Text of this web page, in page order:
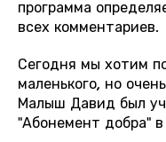
программа
всех комментариев.
Сегодня мы хотим
маленького, но
Малыш Давид был
"Абонемент добра" в